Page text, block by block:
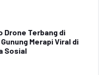
Drone Terbang di
Merapi Viral di
Sosial